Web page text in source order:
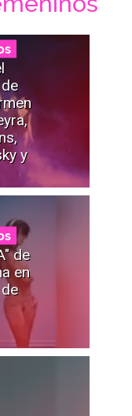
y
de
en